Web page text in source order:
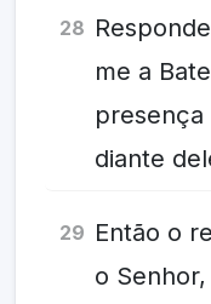
28
me a
diante
29 Então o
o